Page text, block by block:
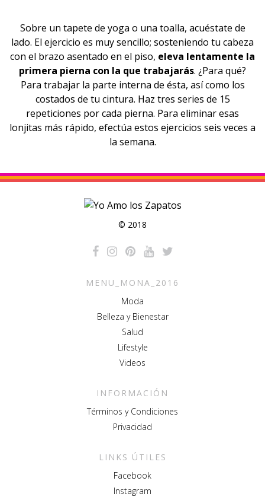
Sobre un tapete de yoga o una toalla, acuéstate de
lado. El ejercicio es muy sencillo; sosteniendo tu cabeza
con el brazo asentado en el piso, eleva lentamente la
primera pierna con la que trabajarás. ¿Para qué?
Para trabajar la parte interna de ésta, así como los
costados de tu cintura. Haz tres series de 15
repeticiones por cada pierna. Para eliminar esas
lonjitas más rápido, efectúa estos ejercicios seis veces a
la semana.
© 2018
MENU_MONA_2016
Moda
Belleza y Bienestar
Salud
Lifestyle
Videos
INFORMACIÓN
Términos y Condiciones
Privacidad
LINKS ÚTILES
Facebook
Instagram